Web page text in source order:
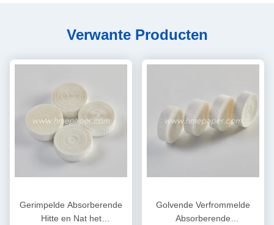
Verwante Producten
Gerimpelde Absorberende
Hitte en Nat het
Golvende Verfrommelde
Absorberende